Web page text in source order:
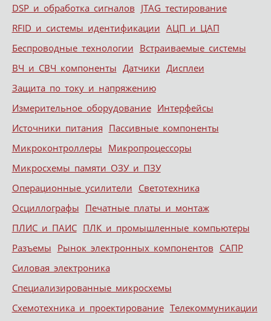
Меню
Skip to content
DSP и обработка сигналов JTAG тестирование
RFID и системы идентификации АЦП и ЦАП
Беспроводные технологии Встраиваемые системы
ВЧ и СВЧ компоненты Датчики Дисплеи
Защита по току и напряжению
Измерительное оборудование Интерфейсы
Источники питания Пассивные компоненты
Микроконтроллеры Микропроцессоры
Микросхемы памяти ОЗУ и ПЗУ
Операционные усилители Светотехника
Осциллографы Печатные платы и монтаж
ПЛИС и ПАИС ПЛК и промышленные компьютеры
Разъемы Рынок электронных компонентов САПР
Силовая электроника
Специализированные микросхемы
Схемотехника и проектирование Телекоммуникации